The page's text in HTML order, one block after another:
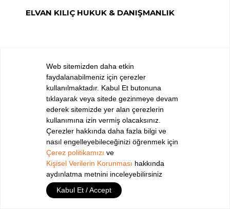
ELVAN KILIÇ HUKUK & DANIŞMANLIK
YUKARI ÇIKIN
+90 212 570 80 30
+90 532532 32 32
iletisim@elvankilic.com
BİZİ TAKİP EDİN !
Kabul Et / Accept
Web sitemizden daha etkin
faydalanabilmeniz için çerezler
kullanılmaktadır. Kabul Et butonuna
tıklayarak veya sitede gezinmeye devam
ederek sitemizde yer alan çerezlerin
kullanımına izin vermiş olacaksınız.
Çerezler hakkında daha fazla bilgi ve
nasıl engelleyebileceğinizi öğrenmek için
Çerez politikamızı ve
Kişisel Verilerin Korunması hakkında
aydınlatma metnini inceleyebilirsiniz